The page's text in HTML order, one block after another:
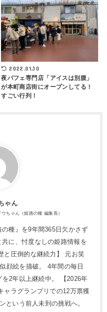
2022.01.30
夜パフェ専門店「アイスは別腹」
が本町商店街にオープンしてる！
すごい行列！
ゃん
ちゃん（姫路の種 編集長）
種』を9年間365日欠かさず
に、忖度なしの姫路情報を
と圧倒的な継続力】 元お笑
顔絵を描破。 4年間の毎日
2年以上継続中。 【2026年
ャラグランプリでの12万票獲
という前人未到の挑戦へ。